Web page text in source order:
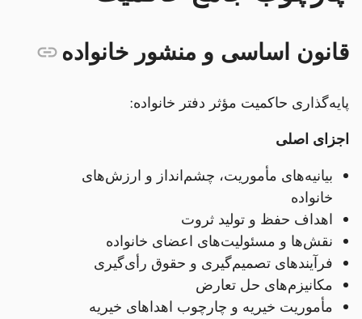
قانون اساسی و منشور خانواده
پایه‌گذاری حاکمیت مؤثر دفتر خانواده:
اجزای اصلی
بیانیه‌های مأموریت، چشم‌انداز و ارزش‌های
خانواده
اهداف حفظ و تولید ثروت
نقش‌ها و مسئولیت‌های اعضای خانواده
فرآیندهای تصمیم‌گیری و حقوق رأی‌گیری
مکانیزم‌های حل تعارض
مأموریت خیریه و چارچوب اهداهای خیریه